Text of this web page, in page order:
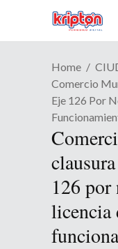
Home
Comercio
Eje 126 Por
126 por
licencia